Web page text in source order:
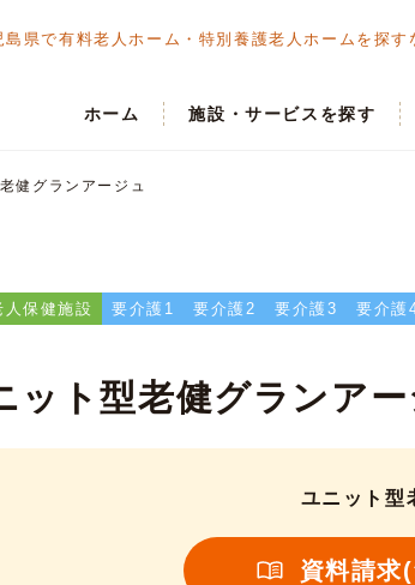
島県で有料老人ホーム・ 特別養護老人ホームを探す
ホーム 施設・サービスを探す
健グランアージュ
人保健施設 要介護1 要介護2 要介護3 要介護
ット型老健グランアー
ユニット型
資料請求